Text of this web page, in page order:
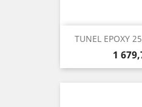
TUNEL EPOXY
Prix
1